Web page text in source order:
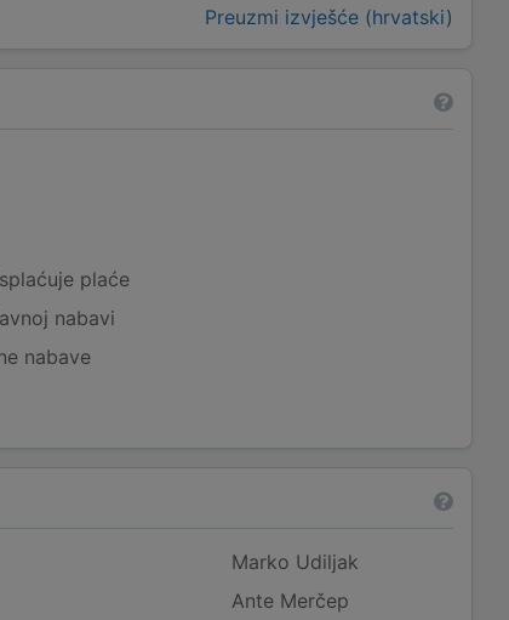
Preuzmi izvješće (hrvatski)
plaće
nabavi
nabave
Marko Udiljak
Ante Merčep